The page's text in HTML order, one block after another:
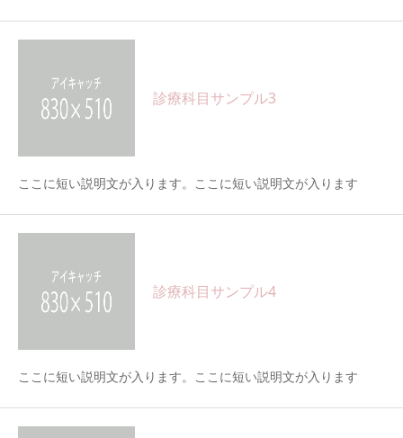
診療科目サンプル3
ここに短い説明文が入ります。ここに短い説明文が入ります
診療科目サンプル4
ここに短い説明文が入ります。ここに短い説明文が入ります